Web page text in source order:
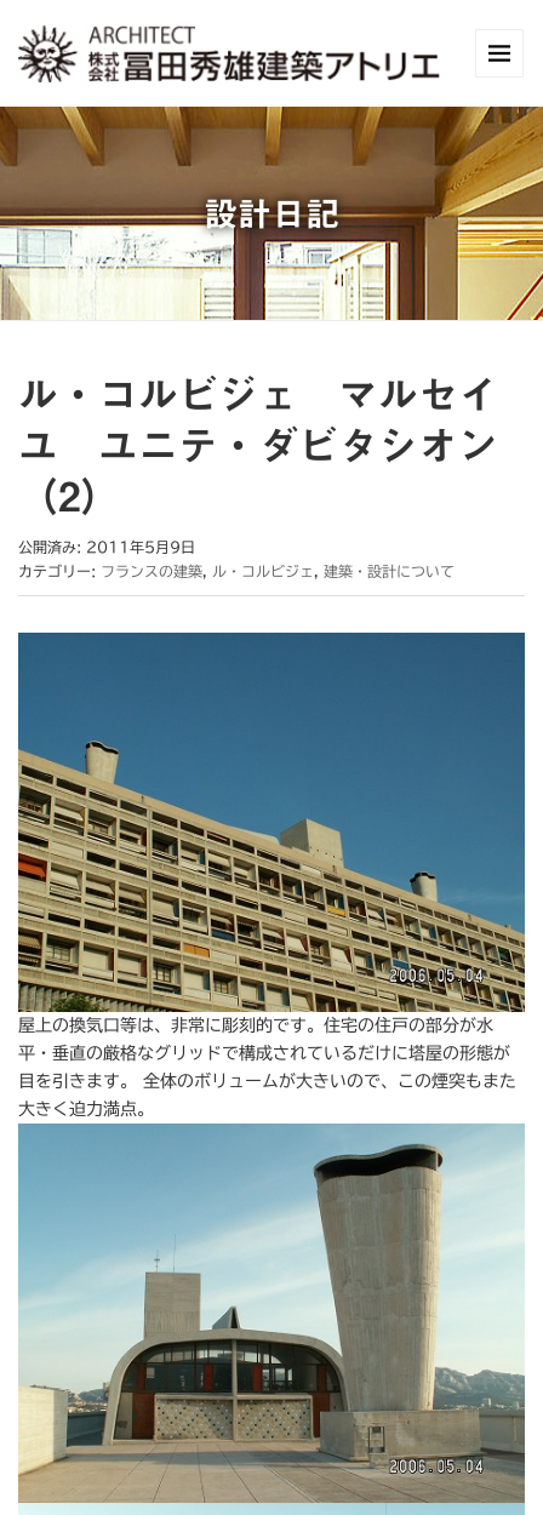
設計日記
ル・コルビジェ マルセイ
ユ ユニテ・ダビタシオン
（2）
公開済み: 2011年5月9日
カテゴリー: フランスの建築 ル・コルビジェ 建築・設計について
屋上の換気口等は、非常に彫刻的です。住宅の住戸の部分が水
平・垂直の厳格なグリッドで構成されているだけに塔屋の形態が
目を引きます。 全体のボリュームが大きいので、この煙突もまた
大きく迫力満点。